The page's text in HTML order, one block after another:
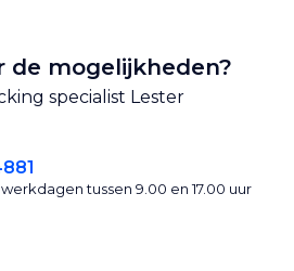
de mogelijkheden?
specialist Lester
tussen 9.00 en 17.00 uur